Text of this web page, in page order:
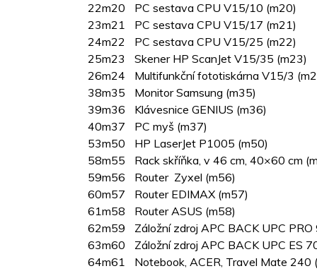
22m20
PC sestava CPU V15/10 (m20)
23m21
PC sestava CPU V15/17 (m21)
24m22
PC sestava CPU V15/25 (m22)
25m23
Skener HP ScanJet V15/35 (m23)
26m24
Multifunkční fototiskárna V15/3
38m35
Monitor Samsung (m35)
39m36
Klávesnice GENIUS (m36)
40m37
PC myš (m37)
53m50
HP LaserJet P1005 (m50)
58m55
Rack skříňka, v 46 cm, 40×60 cm
59m56
Router Zyxel (m56)
60m57
Router EDIMAX (m57)
61m58
Router ASUS (m58)
62m59
Záložní zdroj APC BACK UPC
63m60
Záložní zdroj APC BACK UPC ES
64m61
Notebook, ACER, Travel Mate 240